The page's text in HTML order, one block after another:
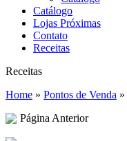
Catálogo
Lojas Próximas
Contato
Receitas
Receitas
Home » Pontos de Venda »
Página Anterior